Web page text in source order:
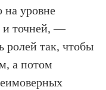
на уровне
и точней, —
ролей так, чтобы
а потом